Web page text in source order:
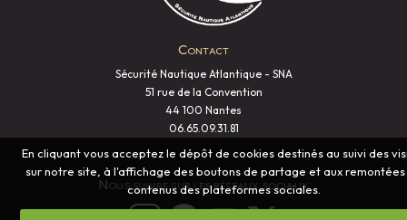
Contact
Sécurité Nautique Atlantique - SNA
51 rue de la Convention
44 100 Nantes
06.65.09.31.81
Nous suivre sur les réseaux sociaux
En cliquant vous acceptez le dépôt de cookies destinés au suivi des
sur notre site, à l'affichage des boutons de partage et aux
contenus des plateformes sociales.